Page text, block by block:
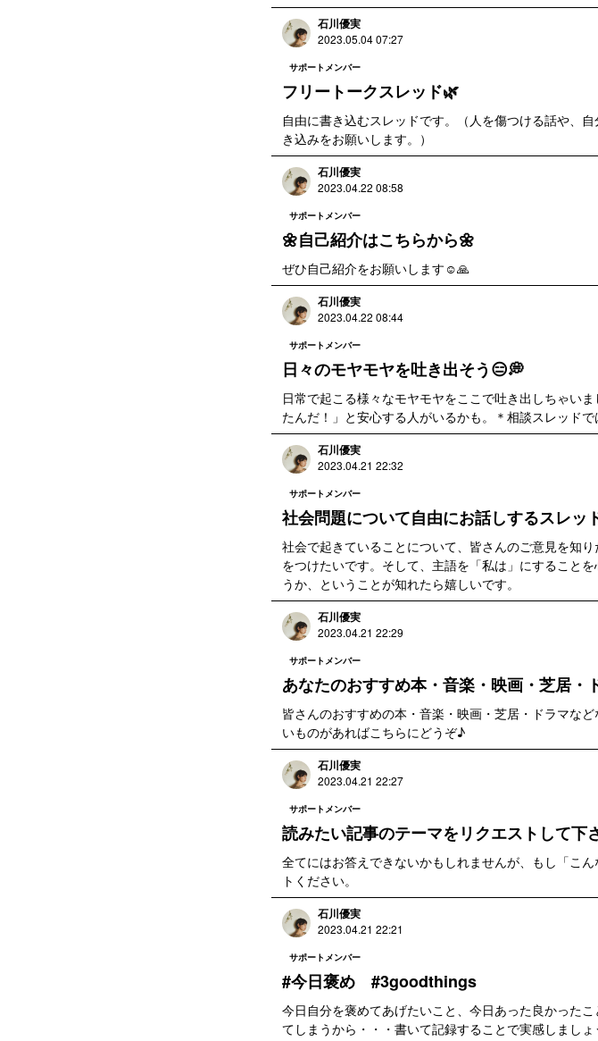
石川優実
2023.05.04 07:27
サポートメンバー
フリートークスレッド🌿
自由に書き込むスレッドです。（人を傷つける話や、
き込みをお願いします。）
石川優実
2023.04.22 08:58
サポートメンバー
🌼自己紹介はこちらから🌼
ぜひ自己紹介をお願いします☺️🙏
石川優実
2023.04.22 08:44
サポートメンバー
日々のモヤモヤを吐き出そう😑💭
日常で起こる様々なモヤモヤをここで吐き出しちゃい
たんだ！」と安心する人がいるかも。＊相談スレッドで
石川優実
2023.04.21 22:32
サポートメンバー
社会問題について自由にお話しするスレッ
社会で起きていることについて、皆さんのご意見を知
をつけたいです。そして、主語を「私は」にすること
うか、ということが知れたら嬉しいです。
石川優実
2023.04.21 22:29
サポートメンバー
あなたのおすすめ本・音楽・映画・芝居・
皆さんのおすすめの本・音楽・映画・芝居・ドラマな
いものがあればこちらにどうぞ♪
石川優実
2023.04.21 22:27
サポートメンバー
読みたい記事のテーマをリクエストして下
全てにはお答えできないかもしれませんが、もし「こ
トください。
石川優実
2023.04.21 22:21
サポートメンバー
#今日褒め #3goodthings
今日自分を褒めてあげたいこと、今日あった良かった
てしまうから・・・書いて記録することで実感しましょ